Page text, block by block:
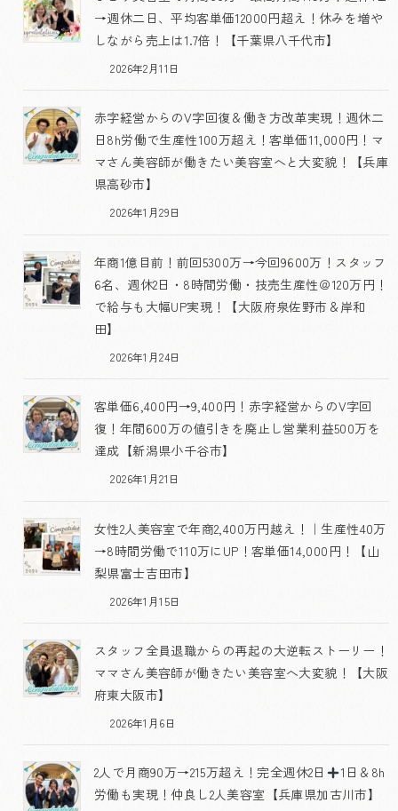
→週休二日、平均客単価12000円超え！休みを増や
しながら売上は1.7倍！【千葉県八千代市】
2026年2月11日
赤字経営からのV字回復＆働き方改革実現！週休二
日8h労働で生産性100万超え！客単価11,000円！マ
マさん美容師が働きたい美容室へと大変貌！【兵庫
県高砂市】
2026年1月29日
年商1億目前！前回5300万→今回9600万！スタッフ
6名、週休2日・8時間労働・技売生産性＠120万円！
で給与も大幅UP実現！【大阪府泉佐野市＆岸和
田】
2026年1月24日
客単価6,400円→9,400円！赤字経営からのV字回
復！年間600万の値引きを廃止し営業利益500万を
達成【新潟県小千谷市】
2026年1月21日
女性2人美容室で年商2,400万円越え！｜生産性40万
→8時間労働で110万にUP！客単価14,000円！【山
梨県富士吉田市】
2026年1月15日
スタッフ全員退職からの再起の大逆転ストーリー！
ママさん美容師が働きたい美容室へ大変貌！【大阪
府東大阪市】
2026年1月6日
2人で月商90万→215万超え！完全週休2日
1日＆8h
労働も実現！仲良し2人美容室【兵庫県加古川市】